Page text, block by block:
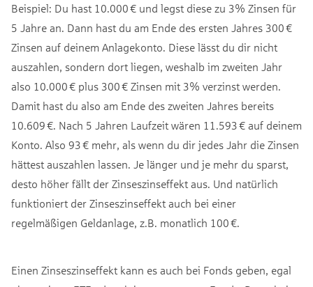
Beispiel: Du hast 10.000 € und legst diese zu 3% Zinsen für
5 Jahre an. Dann hast du am Ende des ersten Jahres 300 €
Zinsen auf deinem Anlagekonto. Diese lässt du dir nicht
auszahlen, sondern dort liegen, weshalb im zweiten Jahr
also 10.000 € plus 300 € Zinsen mit 3% verzinst werden.
Damit hast du also am Ende des zweiten Jahres bereits
10.609 €. Nach 5 Jahren Laufzeit wären 11.593 € auf deinem
Konto. Also 93 € mehr, als wenn du dir jedes Jahr die Zinsen
hättest auszahlen lassen. Je länger und je mehr du sparst,
desto höher fällt der Zinseszinseffekt aus. Und natürlich
funktioniert der Zinseszinseffekt auch bei einer
regelmäßigen Geldanlage, z.B. monatlich 100 €.
Einen Zinseszinseffekt kann es auch bei Fonds geben, egal